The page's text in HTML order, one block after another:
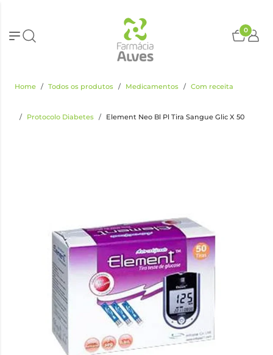
0
Home Todos os produtos Medicamentos Com receita
Protocolo Diabetes Element Neo Bl Pl Tira Sangue Glic X 50